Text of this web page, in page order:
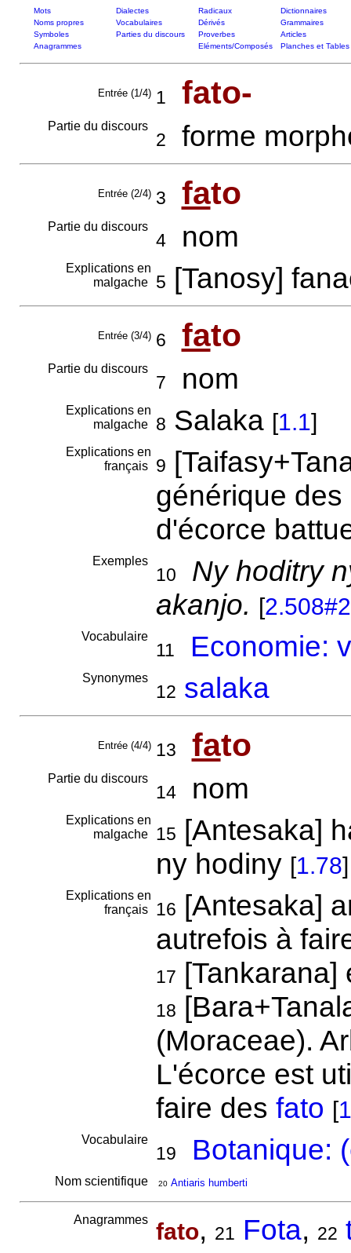
Mots Dialectes Radicaux
Dictionnaires
Noms propres
Vocabulaires Dérivés
Grammaires
Symboles
Parties du discours Proverbes
Articles
Anagrammes
Eléments/Composés Planches et Tables
Entrée (1/4) 1 fato-
Partie du discours
2 forme
Entrée (2/4) 3 fato
Partie du discours
4nom
Explications en
malgache
5 [Tanosy]
Entrée (3/4) 6 fato
Partie du discours
7 nom
Explications en
malgache
8 Salaka [1.1]
Explications en
français
9
générique
d'écorce
Exemples
10
Ny hoditry
akanjo. [
Vocabulaire
11 Economie:
Synonymes
12 salaka
Entrée (4/4) 13 fato
Partie du discours
14nom
Explications en
malgache
15 [Antesaka]
ny hodiny [1.78]
Explications en
français
16 [Antesaka]
autrefois à
17
18
(Moraceae).
L'écorce est
faire des fato [
Vocabulaire
19 Botanique:
Nom scientifique 20 Antiaris humberti
Anagrammes fato, 21 Fota, 22